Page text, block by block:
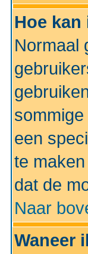
Hoe
Normaal
een
te
dat de
Naar
Waneer